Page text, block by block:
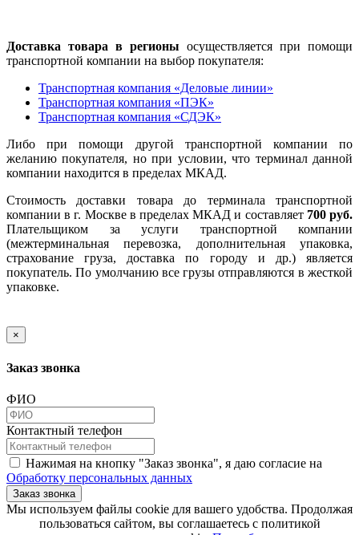
Доставка товара в регионы осуществляется при помощи
транспортной компании на выбор покупателя:
Транспортная компания «Деловые линии»
Транспортная компания «ПЭК»
Транспортная компания «СДЭК»
Либо при помощи другой транспортной компании по
желанию покупателя, но при условии, что терминал данной
компании находится в пределах МКАД.
Стоимость доставки товара до терминала транспортной
компании в г. Москве в пределах МКАД и составляет 700 руб.
Плательщиком за услуги транспортной компании
(межтерминальная перевозка, дополнительная упаковка,
страхование груза, доставка по городу и др.) является
покупатель. По умолчанию все грузы отправляются в жесткой
упаковке.
×
Заказ звонка
ФИО
Контактный телефон
Нажимая на кнопку "Заказ звонка", я даю согласие на
Обработку персональных данных
Заказ звонка
​​​​​​​Мы используем файлы cookie для вашего удобства. Продолжая
пользоваться сайтом, вы соглашаетесь с политикой